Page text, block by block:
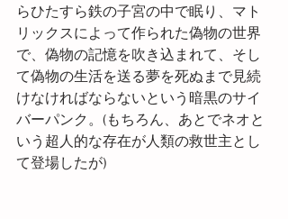
らひたすら鉄の子宮の中で眠り、マト
リックスによって作られた偽物の世界
で、偽物の記憶を吹き込まれて、そし
て偽物の生活を送る夢を死ぬまで見続
けなければならないという暗黒のサイ
バーパンク。(もちろん、あとでネオと
いう超人的な存在が人類の救世主とし
て登場したが)